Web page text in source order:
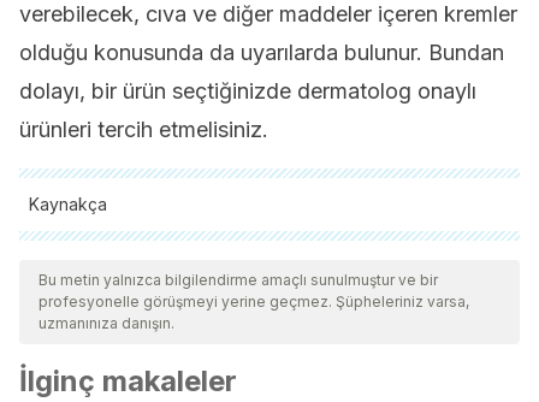
verebilecek, cıva ve diğer maddeler içeren kremler
olduğu konusunda da uyarılarda bulunur. Bundan
dolayı, bir ürün seçtiğinizde dermatolog onaylı
ürünleri tercih etmelisiniz.
Kaynakça
Tüm alıntı yapılan kaynaklar, kalitelerini, güvenilirliklerini,
güncelliklerini ve geçerliliklerini sağlamak için ekibimiz
tarafından derinlemesine incelendi. Bu makalenin bibliyografisi
kabul edildi.
Bu metin yalnızca bilgilendirme amaçlı sunulmuştur ve bir
profesyonelle görüşmeyi yerine geçmez. Şüpheleriniz varsa,
uzmanınıza danışın.
İlginç makaleler